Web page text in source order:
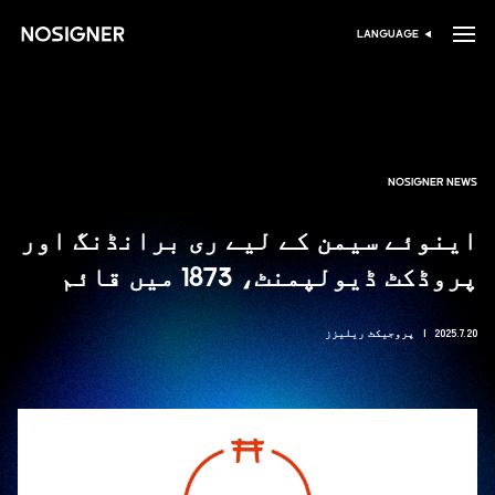
ہوم زبان منتخب کریں
LANGUAGE
NOSIGNER NEWS
اینوئے سیمن کے لیے ری برانڈنگ اور
پروڈکٹ ڈیولپمنٹ، 1873 میں قائم
2025.7.20 پروجیکٹ ریلیزز